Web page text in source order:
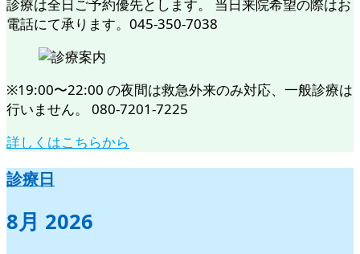
診療は全日ご予約優先とします。 当日来院希望の際はお
電話にて承ります。045-350-7038
※19:00〜22:00 の夜間は救急外来のみ対応、一般診療は
行いません。 080-7201-7225
詳しくはこちらから
診療日
8月 2026